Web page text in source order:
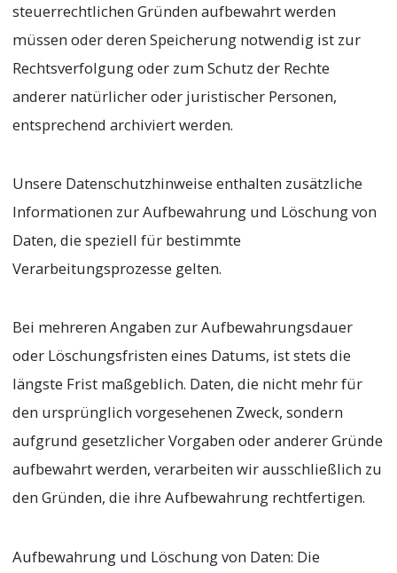
steuerrechtlichen Gründen aufbewahrt werden
müssen oder deren Speicherung notwendig ist zur
Rechtsverfolgung oder zum Schutz der Rechte
anderer natürlicher oder juristischer Personen,
entsprechend archiviert werden.
Unsere Datenschutzhinweise enthalten zusätzliche
Informationen zur Aufbewahrung und Löschung von
Daten, die speziell für bestimmte
Verarbeitungsprozesse gelten.
Bei mehreren Angaben zur Aufbewahrungsdauer
oder Löschungsfristen eines Datums, ist stets die
längste Frist maßgeblich. Daten, die nicht mehr für
den ursprünglich vorgesehenen Zweck, sondern
aufgrund gesetzlicher Vorgaben oder anderer Gründe
aufbewahrt werden, verarbeiten wir ausschließlich zu
den Gründen, die ihre Aufbewahrung rechtfertigen.
Aufbewahrung und Löschung von Daten: Die